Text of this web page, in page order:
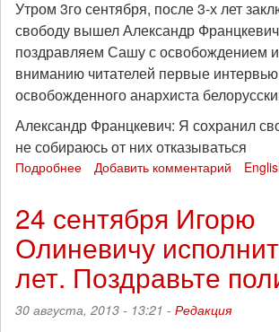
2013
года
Утром 3го сентября, после 3-х лет
свободу вышел Александр
поздравляем Сашу с освобождением
вниманию читателей первые интервью
освобожденного анархиста
Александр Францкевич: Я сохранил
не собираюсь от них отказываться
Подробнее
на
Добавить комментарий
24 сентября Игорю
Олиневичу
лет. Поздравьте
30 августа, 2013 - 13:21 - Редакция